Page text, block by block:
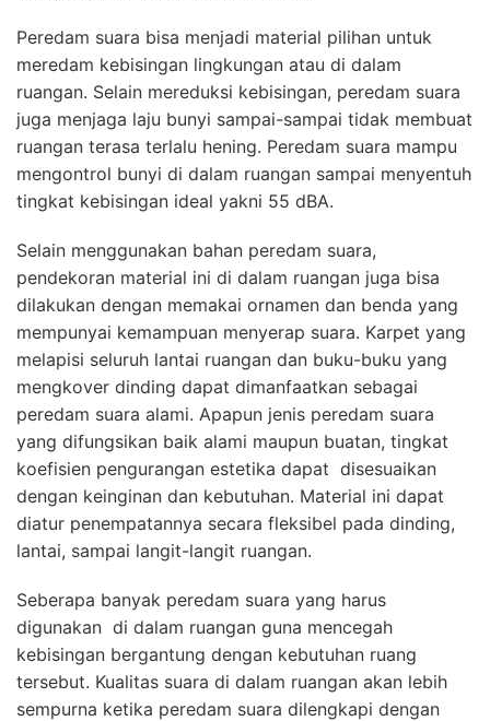
Peredam suara bisa menjadi material pilihan untuk
meredam kebisingan lingkungan atau di dalam
ruangan. Selain mereduksi kebisingan, peredam suara
juga menjaga laju bunyi sampai-sampai tidak membuat
ruangan terasa terlalu hening. Peredam suara mampu
mengontrol bunyi di dalam ruangan sampai menyentuh
tingkat kebisingan ideal yakni 55 dBA.
Selain menggunakan bahan peredam suara,
pendekoran material ini di dalam ruangan juga bisa
dilakukan dengan memakai ornamen dan benda yang
mempunyai kemampuan menyerap suara. Karpet yang
melapisi seluruh lantai ruangan dan buku-buku yang
mengkover dinding dapat dimanfaatkan sebagai
peredam suara alami. Apapun jenis peredam suara
yang difungsikan baik alami maupun buatan, tingkat
koefisien pengurangan estetika dapat disesuaikan
dengan keinginan dan kebutuhan. Material ini dapat
diatur penempatannya secara fleksibel pada dinding,
lantai, sampai langit-langit ruangan.
Seberapa banyak peredam suara yang harus
digunakan di dalam ruangan guna mencegah
kebisingan bergantung dengan kebutuhan ruang
tersebut. Kualitas suara di dalam ruangan akan lebih
sempurna ketika peredam suara dilengkapi dengan